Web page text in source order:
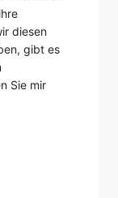
diesen
gibt es
Sie mir